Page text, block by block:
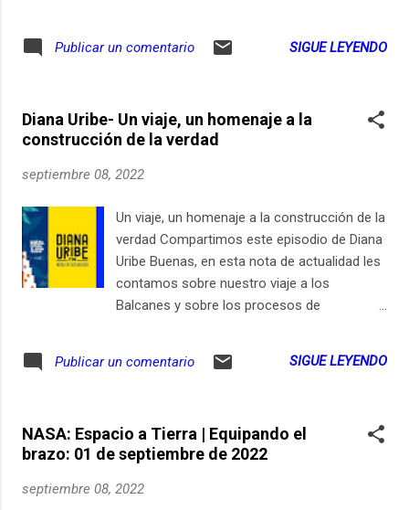
se encuentra el portal de contenidos de
del Valle del Cauca, el departamento q...
Diana Uribe en Youtube
Publicar un comentario SIGUE LEYENDO
Diana Uribe- Un viaje, un homenaje a la
construcción de la verdad
septiembre 08, 2022
Un viaje, un homenaje a la construcción de la
verdad Compartimos este episodio de Diana
Uribe Buenas, en esta nota de actualidad les
contamos sobre nuestro viaje a los
Balcanes y sobre los procesos de
Publicar un comentario SIGUE LEYENDO
NASA: Espacio a Tierra | Equipando el
brazo: 01 de septiembre de 2022
septiembre 08, 2022